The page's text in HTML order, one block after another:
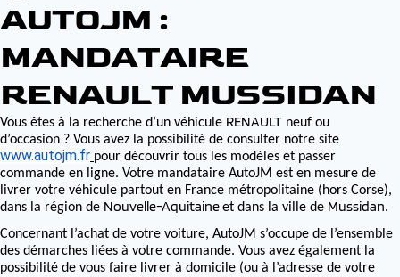
AUTOJM :
MANDATAIRE
RENAULT MUSSIDAN
Vous êtes à la recherche d’un véhicule RENAULT neuf ou
d’occasion ? Vous avez la possibilité de consulter notre site
www.autojm.fr pour découvrir tous les modèles et passer
commande en ligne. Votre mandataire AutoJM est en mesure de
livrer votre véhicule partout en France métropolitaine (hors Corse),
dans la région de Nouvelle-Aquitaineet dans la ville de Mussidan.
Concernant l’achat de votre voiture, AutoJM s’occupe de l’ensemble
des démarches liées à votre commande. Vous avez également la
possibilité de vous faire livrer à domicile (ou à l’adresse de votre